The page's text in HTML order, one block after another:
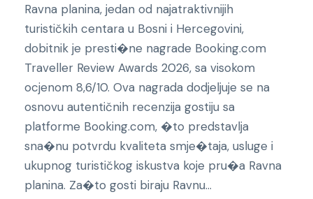
Ravna planina, jedan od najatraktivnijih
turističkih centara u Bosni i Hercegovini,
dobitnik je presti�ne nagrade Booking.com
Traveller Review Awards 2026, sa visokom
ocjenom 8,6/10. Ova nagrada dodjeljuje se na
osnovu autentičnih recenzija gostiju sa
platforme Booking.com, �to predstavlja
sna�nu potvrdu kvaliteta smje�taja, usluge i
ukupnog turističkog iskustva koje pru�a Ravna
planina. Za�to gosti biraju Ravnu...